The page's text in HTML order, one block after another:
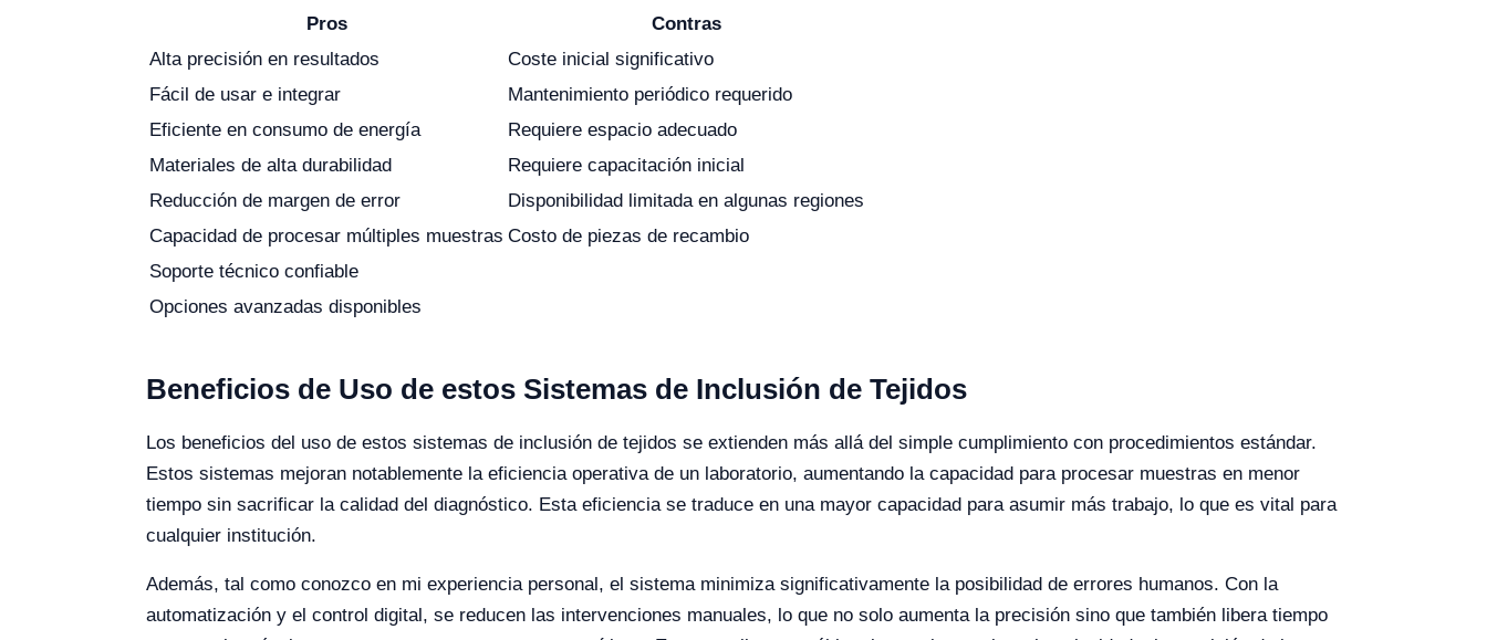
Pros
Contras
Alta precisión en resultados
Coste inicial significativo
Fácil de usar e integrar
Mantenimiento periódico requerido
Eficiente en consumo de energía
Requiere espacio adecuado
Materiales de alta durabilidad
Requiere capacitación inicial
Reducción de margen de error
Disponibilidad limitada en algunas regiones
Capacidad de procesar múltiples muestras Costo de piezas de recambio
Soporte técnico confiable
Opciones avanzadas disponibles
Beneficios de Uso de estos Sistemas de Inclusión de Tejidos
Los beneficios del uso de estos sistemas de inclusión de tejidos se extienden más allá del simple cumplimiento con procedimientos estándar.
Estos sistemas mejoran notablemente la eficiencia operativa de un laboratorio, aumentando la capacidad para procesar muestras en menor
tiempo sin sacrificar la calidad del diagnóstico. Esta eficiencia se traduce en una mayor capacidad para asumir más trabajo, lo que es vital para
cualquier institución.
Además, tal como conozco en mi experiencia personal, el sistema minimiza significativamente la posibilidad de errores humanos. Con la
automatización y el control digital, se reducen las intervenciones manuales, lo que no solo aumenta la precisión sino que también libera tiempo